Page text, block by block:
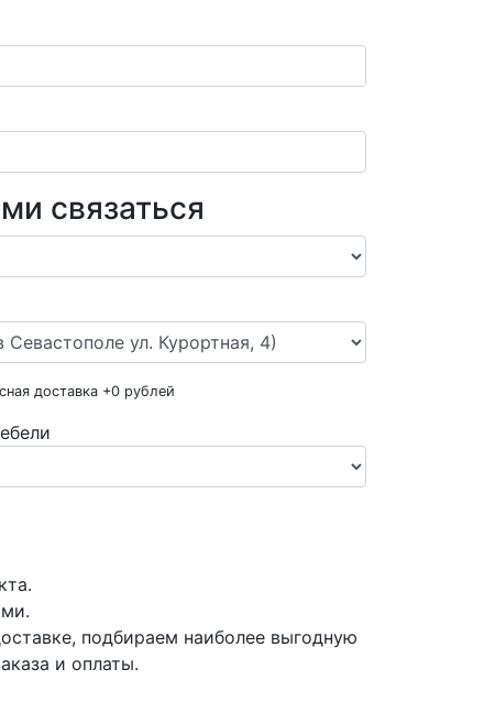
связаться
доставка +0 рублей
подбираем наиболее выгодную
и оплаты.